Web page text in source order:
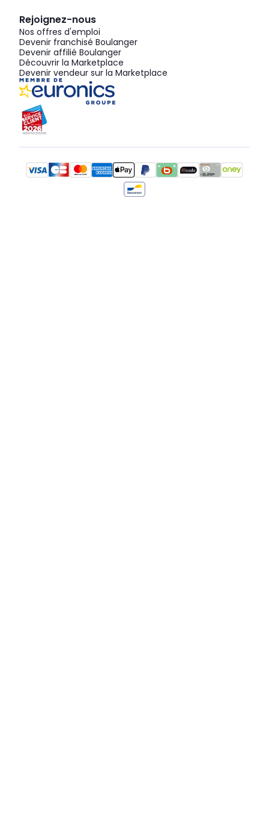
Rejoignez-nous
Nos offres d'emploi
Devenir franchisé Boulanger
Devenir affilié Boulanger
Découvrir la Marketplace
Devenir vendeur sur la Marketplace